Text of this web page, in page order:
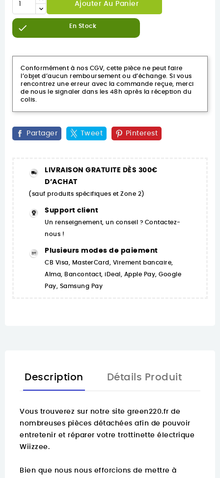
Ajouter Au Panier
 En Stock
Conformément à nos CGV, cette pièce ne peut faire
l’objet d’aucun remboursement ou d’échange. Si vous
rencontrez une erreur avec la commande reçue, merci
de nous le signaler dans les 48h après la réception du
colis.
Partager Tweet Pinterest
LIVRAISON GRATUITE DÈS 300€
D’ACHAT
(sauf produits spécifiques et Zone 2)
Support client
Un renseignement, un conseil ? Contactez-
nous !
Plusieurs modes de paiement
CB Visa, MasterCard, Virement bancaire,
Alma, Bancontact, iDeal, Apple Pay, Google
Pay, Samsung Pay
Description Détails Produit
Vous trouverez sur notre site green220.fr de
nombreuses pièces détachées afin de pouvoir
entretenir et réparer votre trottinette électrique
Wiizzee.
Bien que nous nous efforcions de mettre à